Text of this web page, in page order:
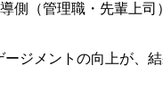
側（管理職・先輩上
ジメントの向上が、